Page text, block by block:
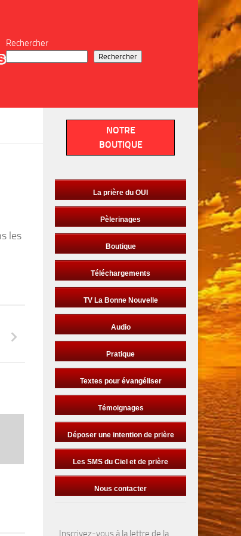
Rechercher
Rechercher
les
NOTRE
BOUTIQUE
La prière du OUI
Pèlerinages
Boutique
Téléchargements
TV La Bonne Nouvelle
Audio
Pratique
Textes pour évangéliser
Témoignages
Déposer une intention de prière
Les SMS du Ciel et de prière
Nous contacter
Inscrivez-vous à la lettre de la